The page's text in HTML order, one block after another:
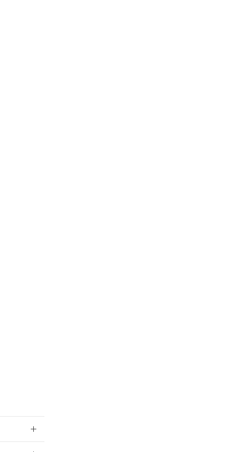
了承ください。
き作成されるも
御機器販売店・
ようお願いしま
にご登録され
」に記載されて
下、フタル酸ジブチ
はありません。
品に未対応品が
年1月12日よ
ない年数を意
要な手段を講じ
これらの製造装
、取り引きをい